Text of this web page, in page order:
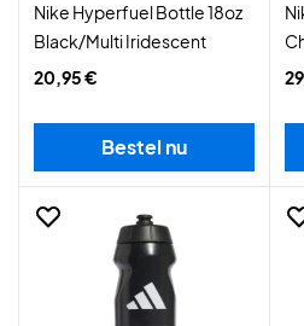
Nike Hyperfuel Bottle 18oz
Black/Multi Iridescent
20,95 €
Bestel nu